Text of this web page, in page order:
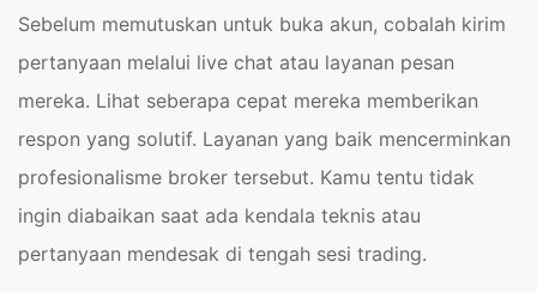
Sebelum memutuskan untuk buka akun, cobalah kirim
pertanyaan melalui live chat atau layanan pesan
mereka. Lihat seberapa cepat mereka memberikan
respon yang solutif. Layanan yang baik mencerminkan
profesionalisme broker tersebut. Kamu tentu tidak
ingin diabaikan saat ada kendala teknis atau
pertanyaan mendesak di tengah sesi trading.